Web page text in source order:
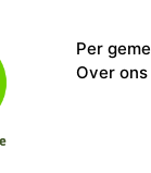
Per
Over ons